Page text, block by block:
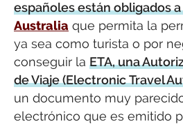
españoles están obligados
Australia que permita la
ya sea como turista o por
conseguir la ETA, una
de Viaje (Electronic Travel
un documento muy
electrónico que es emitido